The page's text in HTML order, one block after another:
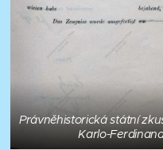
Právněhistorická státní
Karlo-